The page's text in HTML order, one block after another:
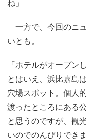
ね」
一方で、今回のニ
いとも。
「ホテルがオープン
とはいえ、浜比嘉島
穴場スポット。個人
渡ったところにある
と思うのですが、観
いのでのんびりでき